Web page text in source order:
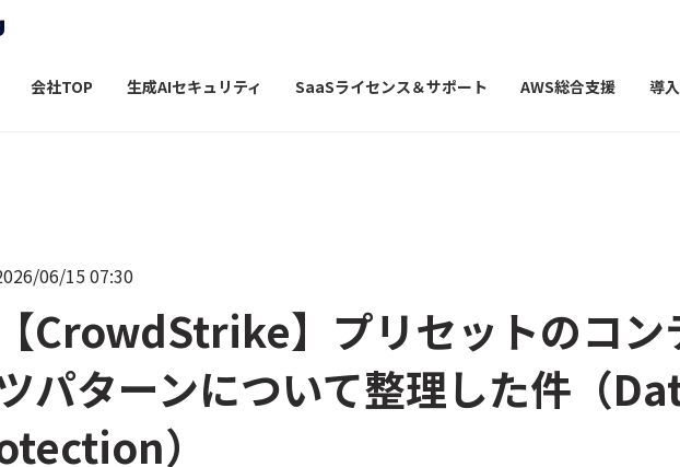
会社TOP 生成AIセキュリティ SaaSライセンス＆サポート AWS総合支援 導
06/15 07:30
【CrowdStrike】プリセットのコン
パターンについて整理した件（
）